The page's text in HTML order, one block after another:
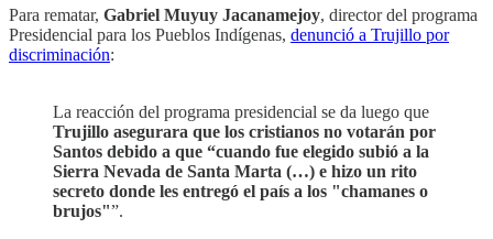
Para rematar, Gabriel Muyuy Jacanamejoy, director del programa
Presidencial para los Pueblos Indígenas, denunció a Trujillo por
discriminación:
La reacción del programa presidencial se da luego que
Trujillo asegurara que los cristianos no votarán por
Santos debido a que “cuando fue elegido subió a la
Sierra Nevada de Santa Marta (…) e hizo un rito
secreto donde les entregó el país a los "chamanes o
brujos"”.